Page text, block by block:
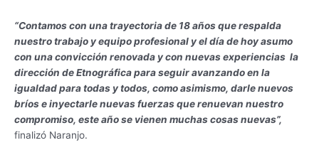
“Contamos con una trayectoria de 18 años que respalda
nuestro trabajo y equipo profesional y el día de hoy asumo
con una convicción renovada y con nuevas experiencias la
dirección de Etnográfica para seguir avanzando en la
igualdad para todas y todos, como asimismo, darle nuevos
bríos e inyectarle nuevas fuerzas que renuevan nuestro
compromiso, este año se vienen muchas cosas nuevas”,
finalizó Naranjo.